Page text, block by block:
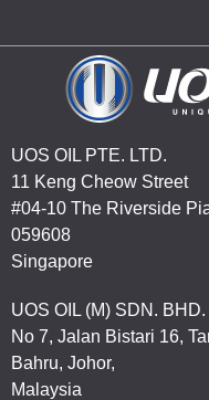
UOS OIL PTE. LTD.
11 Keng Cheow Street
#04-10 The Riverside
059608
Singapore
UOS OIL (M) SDN. BHD.
No 7, Jalan Bistari 16,
Bahru, Johor,
Malaysia